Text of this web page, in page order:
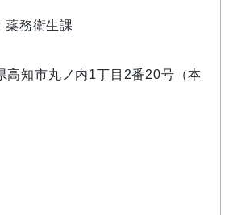
薬務衛生課
高知市丸ノ内1丁目2番20号（本